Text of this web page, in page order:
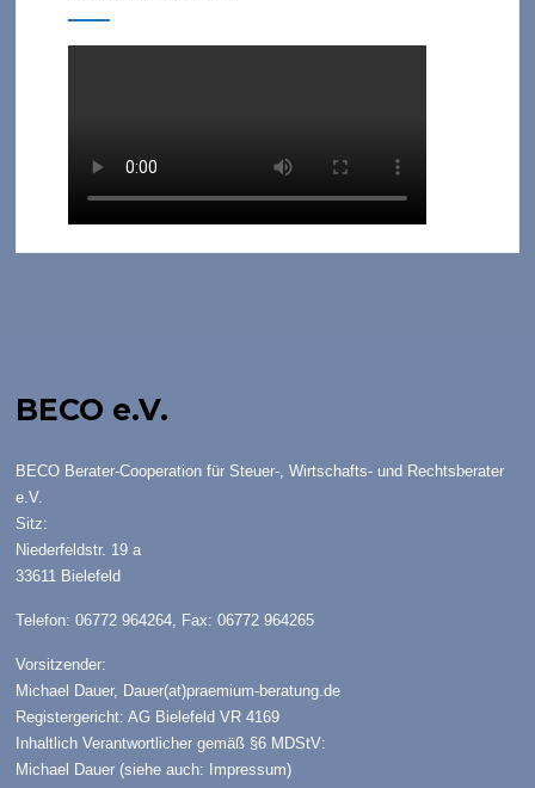
BECO e.V.
BECO Berater-Cooperation für Steuer-, Wirtschafts- und Rechtsberater
e.V.
Sitz:
Niederfeldstr. 19 a
33611 Bielefeld
Telefon: 06772 964264, Fax: 06772 964265
Vorsitzender:
Michael Dauer, Dauer(at)praemium-beratung.de
Registergericht: AG Bielefeld VR 4169
Inhaltlich Verantwortlicher gemäß §6 MDStV:
Michael Dauer (siehe auch:
Impressum)